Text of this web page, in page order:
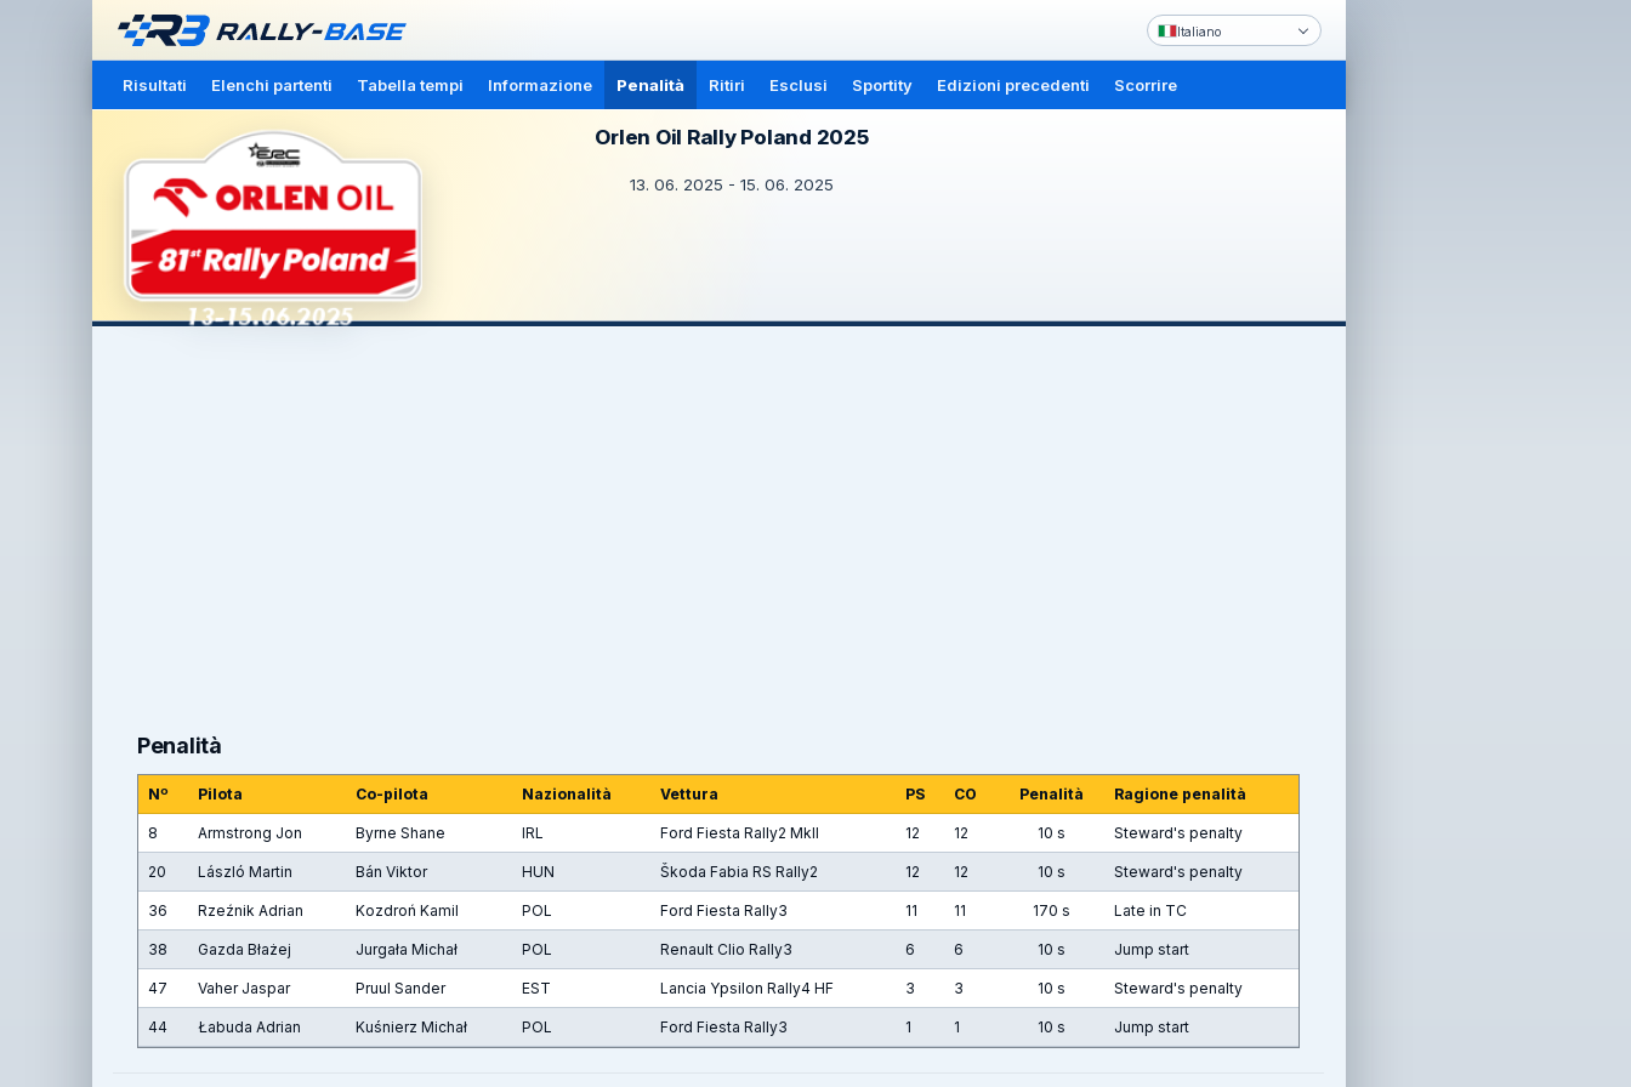
Italiano
Risultati Elenchi partenti Tabella tempi Informazione Penalità Ritiri Esclusi Sportity Edizioni precedenti Scorrire
Orlen Oil Rally Poland 2025
13. 06. 2025 - 15. 06. 2025
Penalità
Nº Pilota Co-pilota Nazionalità Vettura PS CO Penalità Ragione penalità
8 Armstrong Jon Byrne Shane IRL Ford Fiesta Rally2 MkII 12 12 10 s Steward's penalty
20 László Martin Bán Viktor HUN Škoda Fabia RS Rally2 12 12 10 s Steward's penalty
36 Rzeźnik Adrian Kozdroń Kamil POL Ford Fiesta Rally3 11 11 170 s Late in TC
38 Gazda Błażej Jurgała Michał POL Renault Clio Rally3 6 6 10 s Jump start
47 Vaher Jaspar Pruul Sander EST Lancia Ypsilon Rally4 HF 3 3 10 s Steward's penalty
44 Łabuda Adrian Kuśnierz Michał POL Ford Fiesta Rally3 1 1 10 s Jump start